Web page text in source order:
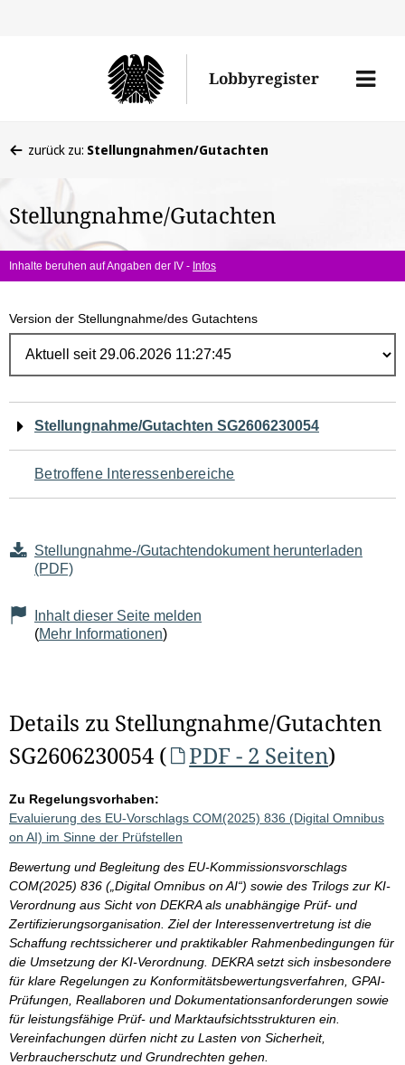
Lobbyregister
Menü
befinden
hier:
zurück zu: Stellungnahmen/Gutachten
Stellungnahme/Gutachten
Inhalte beruhen auf Angaben der IV - Infos
Version der Stellungnahme/des Gutachtens
Navigation
für
den
Seiteninhalt
Stellungnahme/Gutachten SG2606230054
Betroffene Interessenbereiche
Stellungnahme-/Gutachtendokument herunterladen
(PDF)
Inhalt dieser Seite melden
(Mehr Informationen)
Details zu Stellungnahme/Gutachten
SG2606230054 (
PDF - 2 Seiten)
Zu Regelungsvorhaben:
Evaluierung des EU-Vorschlags COM(2025) 836 (Digital Omnibus
on AI) im Sinne der Prüfstellen
Bewertung und Begleitung des EU-Kommissionsvorschlags
COM(2025) 836 („Digital Omnibus on AI“) sowie des Trilogs zur KI-
Verordnung aus Sicht von DEKRA als unabhängige Prüf- und
Zertifizierungsorganisation. Ziel der Interessenvertretung ist die
Schaffung rechtssicherer und praktikabler Rahmenbedingungen für
die Umsetzung der KI-Verordnung. DEKRA setzt sich insbesondere
für klare Regelungen zu Konformitätsbewertungsverfahren, GPAI-
Prüfungen, Reallaboren und Dokumentationsanforderungen sowie
für leistungsfähige Prüf- und Marktaufsichtsstrukturen ein.
Vereinfachungen dürfen nicht zu Lasten von Sicherheit,
Verbraucherschutz und Grundrechten gehen.